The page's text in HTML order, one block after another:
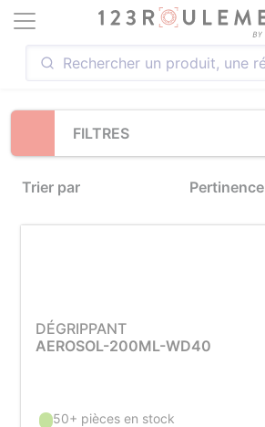
FILTRES
Trier par Pertinence
Loading...
DÉGRIPPANT
AEROSOL-200ML-WD40
50+ pièces en stock